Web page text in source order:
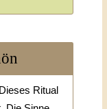
Ritual